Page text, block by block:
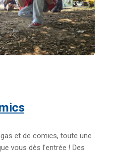
et de comics, toute une
vous dès l’entrée ! Des